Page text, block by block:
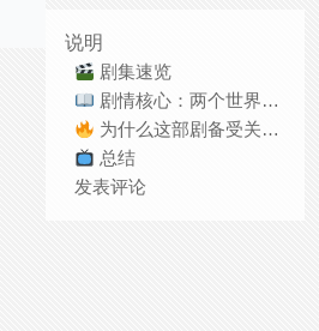
说明
剧集速览
剧情核心：两个世界的碰撞
为什么这部剧备受关注？
总结
发表评论